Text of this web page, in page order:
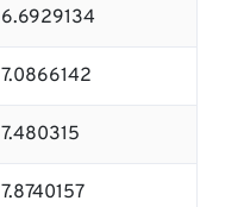
6.6929134
7.0866142
7.480315
7.8740157